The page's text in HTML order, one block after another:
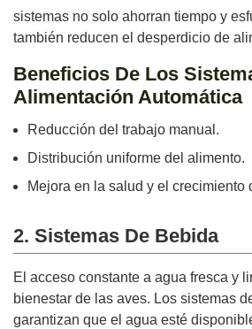
sistemas no solo ahorran tiempo y
también reducen el desperdicio de
Beneficios De Los
Alimentación Automática
Reducción del trabajo manual.
Distribución uniforme del alimento.
Mejora en la salud y el crecimiento
2. Sistemas De Bebida
El acceso constante a agua fresca y
bienestar de las aves. Los sistemas
garantizan que el agua esté